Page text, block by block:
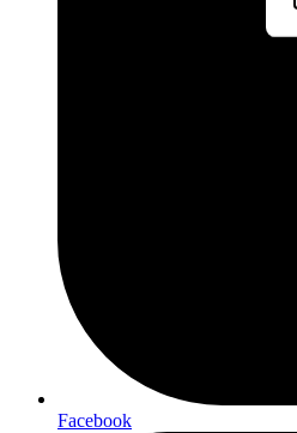
Facebook